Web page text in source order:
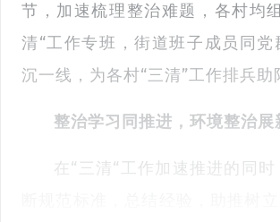
节，加速梳理整治难题，各村均
清“工作专班，街道班子成员同党
沉一线，为各村“三清”工作排兵助
整治学习同推进，环境整治展
在“三清“工作加速推进的同